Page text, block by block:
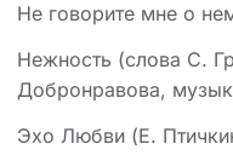
Не говорите мне о
Нежность (слова С.
Добронравова,
Эхо Любви (Е.